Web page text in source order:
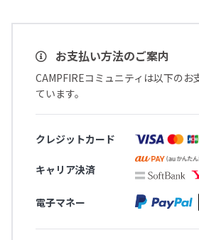
お支払い方法のご案内
CAMPFIREコミュニティは以下のお
ています。
クレジットカード
キャリア決済
電子マネー